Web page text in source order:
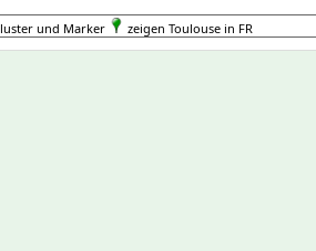
und Marker zeigen Toulouse in FR